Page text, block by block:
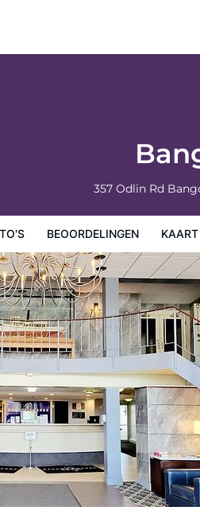
357 Odlin Rd
BEOORDELINGEN KAART